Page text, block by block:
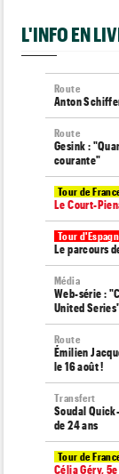
L'INFO EN
Route
Anton
Route
Gesink :
courante"
Tour de
Le Court-
Tour
Le parcours
Média
Web-série :
United
Route
Émilien
le 16 août !
Transfert
Soudal
de 24 ans
Tour de
Célia Géry,